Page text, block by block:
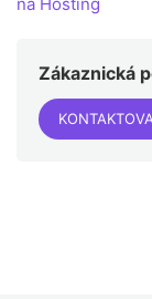
Zákaznická